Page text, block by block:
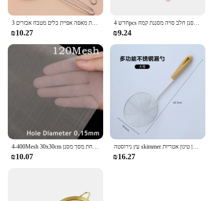
3 יח'\סט נירוסטה חוט רשת בסדר שמן מסננת קמח מסננת מסננת נפת מאפה אפיית כלים מטבח אבזרים
₪10.27
חדש 4pcs פלסטיק רשת בסדר מסנן חלב סויה מסננת קמח sieve עם ידית מיץ ומטפל תה כלי מטבח מסנן
₪9.24
4-400Mesh 30x30cm נירוסטה רשת מסנן רשת מתכת קדמי תיקון קבוע רשת מסנן ארוג חוט מסננת צלחת מסך מסנן
₪10.07
עץ נירוסטה skimmer מסננת מסננת מסננת מטוגנת רשת עמוקה שמן טיגון אטריות
₪16.27